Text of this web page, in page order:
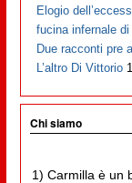
Elogio
fucina infernale di
Due racconti pre
L’altro Di Vittorio
Chi siamo
1) Carmilla è un